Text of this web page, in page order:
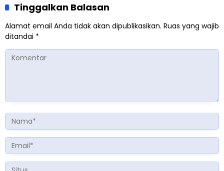
Tinggalkan Balasan
Alamat email Anda tidak akan dipublikasikan. Ruas yang wajib
ditandai *